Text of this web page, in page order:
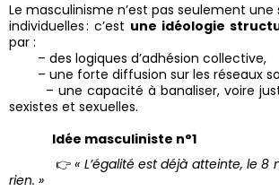
Le masculinisme n’est pas seulement une
individuelles : c’est une idéologie
par :
– des logiques d’adhésion collective,
– une forte diffusion sur les réseaux
– une capacité à banaliser, voire
sexistes et sexuelles.
Idée masculiniste n°1
👉« L’égalité est déjà atteinte, le 8
rien. »